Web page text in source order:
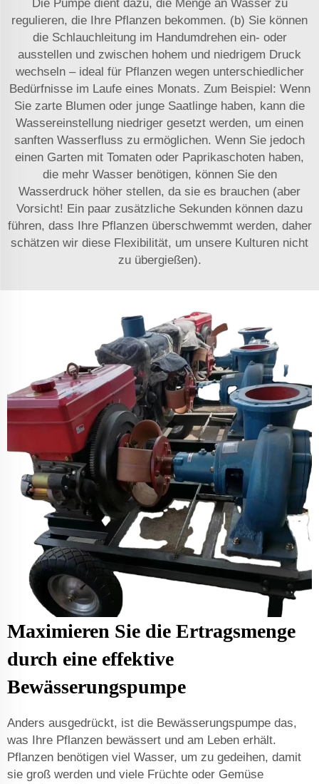
Die Pumpe dient dazu, die Menge an Wasser zu
regulieren, die Ihre Pflanzen bekommen. (b) Sie können
die Schlauchleitung im Handumdrehen ein- oder
ausstellen und zwischen hohem und niedrigem Druck
wechseln – ideal für Pflanzen wegen unterschiedlicher
Bedürfnisse im Laufe eines Monats. Zum Beispiel: Wenn
Sie zarte Blumen oder junge Saatlinge haben, kann die
Wassereinstellung niedriger gesetzt werden, um einen
sanften Wasserfluss zu ermöglichen. Wenn Sie jedoch
einen Garten mit Tomaten oder Paprikaschoten haben,
die mehr Wasser benötigen, können Sie den
Wasserdruck höher stellen, da sie es brauchen (aber
Vorsicht! Ein paar zusätzliche Sekunden können dazu
führen, dass Ihre Pflanzen überschwemmt werden, daher
schätzen wir diese Flexibilität, um unsere Kulturen nicht
zu übergießen).
Maximieren Sie die Ertragsmenge
durch eine effektive
Bewässerungspumpe
Anders ausgedrückt, ist die Bewässerungspumpe das,
was Ihre Pflanzen bewässert und am Leben erhält.
Pflanzen benötigen viel Wasser, um zu gedeihen, damit
sie groß werden und viele Früchte oder Gemüse